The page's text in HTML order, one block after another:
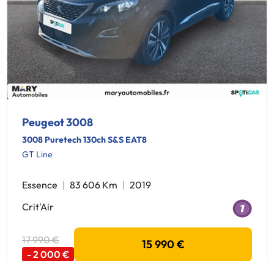
Peugeot 3008
3008 Puretech 130ch S&S EAT8
GT Line
Essence 83 606 Km
2019
Crit'Air
17 990 €
- 2 000 €
15 990 €